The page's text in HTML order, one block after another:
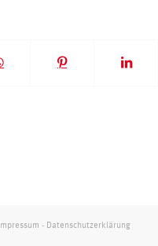
Impressum - Datenschutzerklärung